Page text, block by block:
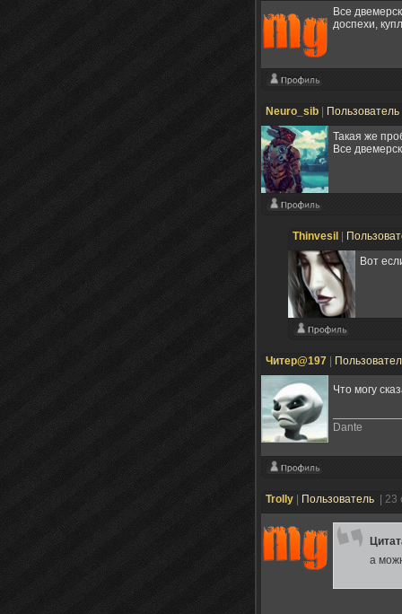
Все
доспехи,
Neuro_sib
Пользователь
Такая же
Все
Thinvesil
Вот
Читер@197
Что могу
Dante
Trolly Пользователь |
а